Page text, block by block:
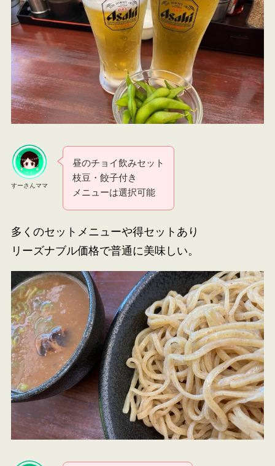
すーさんママ
昼のチョイ飲みセット
枝豆・餃子付き
メニューは選択可能
多くのセットメニューや得セットあり
リーズナブル価格で普通に美味しい。